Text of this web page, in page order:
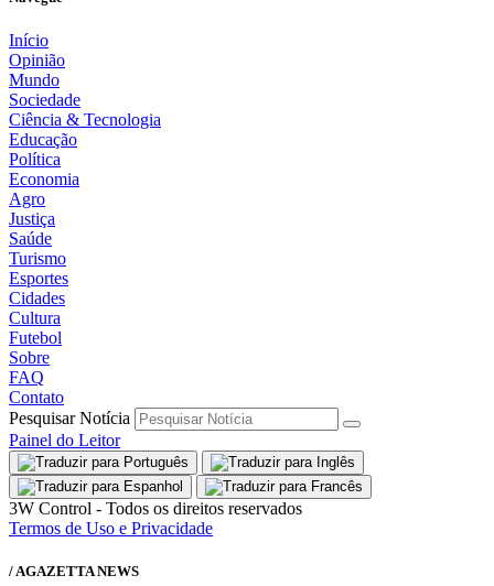
Início
Opinião
Mundo
Sociedade
Ciência & Tecnologia
Educação
Política
Economia
Agro
Justiça
Saúde
Turismo
Esportes
Cidades
Cultura
Futebol
Sobre
FAQ
Contato
Pesquisar Notícia
Painel do Leitor
3W Control - Todos os direitos reservados
Termos de Uso e Privacidade
/ AGAZETTA NEWS